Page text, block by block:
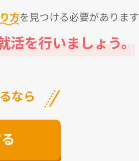
⽅を⾒つける必要があります
活を⾏いましょう。
なら